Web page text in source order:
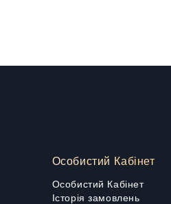
Особистий Кабінет
Особистий Кабінет
Історія замовлень